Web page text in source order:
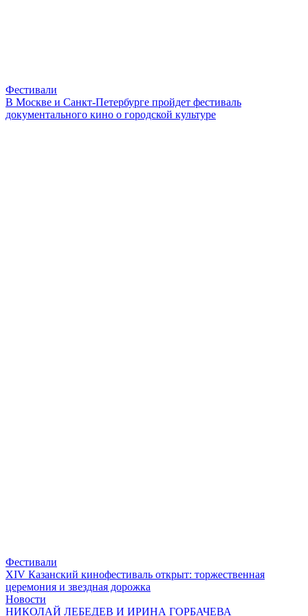
Фестивали
В Москве и Санкт-Петербурге пройдет фестиваль
документального кино о городской культуре
Фестивали
XIV Казанский кинофестиваль открыт: торжественная
церемония и звездная дорожка
Новости
НИКОЛАЙ ЛЕБЕДЕВ И ИРИНА ГОРБАЧЕВА